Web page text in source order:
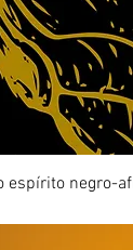
rápida
espírito negro-